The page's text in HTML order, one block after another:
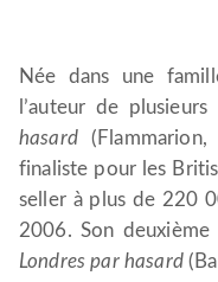
Née dans une
l’auteur de
hasard
finaliste pour les
seller à plus de 220
2006. Son
Londres par hasard